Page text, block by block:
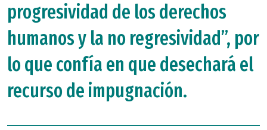
progresividad de los derechos
humanos y la no regresividad”, por
lo que confía en que desechará el
recurso de impugnación.